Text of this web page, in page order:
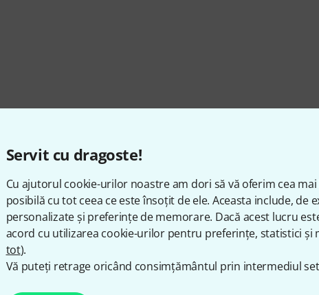
Servit cu dragoste!
Cu ajutorul cookie-urilor noastre am dori să vă oferim cea
posibilă cu tot ceea ce este însoțit de ele. Aceasta include, de
personalizate și preferințe de memorare. Dacă acest lucru
acord cu utilizarea cookie-urilor pentru preferințe, statistici și
tot).
Vă puteți retrage oricând consimțământul prin intermediul
Îți place ceea ce vezi?
Share Ajutor și feedback